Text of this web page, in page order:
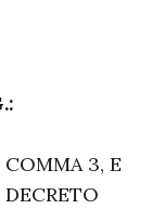
COMMA 3, E
DECRETO